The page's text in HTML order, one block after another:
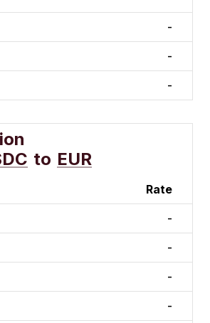
-
-
-
to EUR
Rate
-
-
-
-